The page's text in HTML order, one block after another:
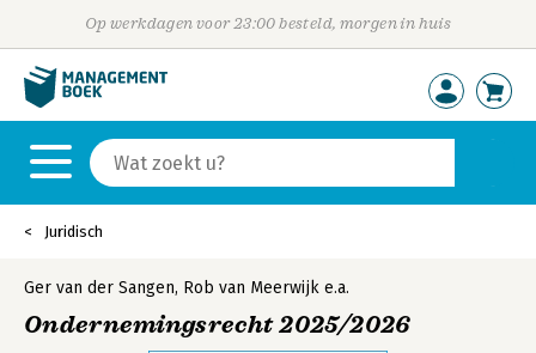
Op werkdagen voor 23:00 besteld, morgen in huis
Juridisch
Ger van der Sangen, Rob van Meerwijk e.a.
Ondernemingsrecht 2025/2026